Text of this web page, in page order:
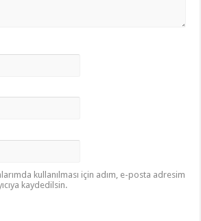
kullanılması için adım, e-posta adresim
kaydedilsin.